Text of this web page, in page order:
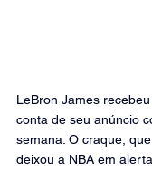
LeBron James
conta de seu anúncio
semana. O craque,
deixou a NBA em